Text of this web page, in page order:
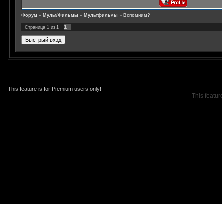
Форум » Мульт/Фильмы » Мультфильмы » Вспомним?
Страница 1 из 1 1
This feature is for Premium users only!
This